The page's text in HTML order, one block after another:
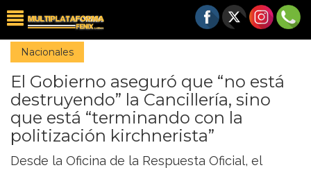
Nacionales
El Gobierno aseguró que “no está
destruyendo” la Cancillería, sino
que está “terminando con la
politización kirchnerista”
Desde la Oficina de la Respuesta Oficial, el